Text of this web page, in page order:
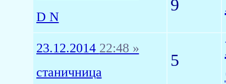
D N
9
23.12.2014 22:48 »
станичница
5